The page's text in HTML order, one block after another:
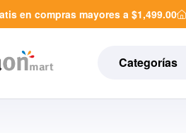
en compras mayores a $1,499.00
Categorías